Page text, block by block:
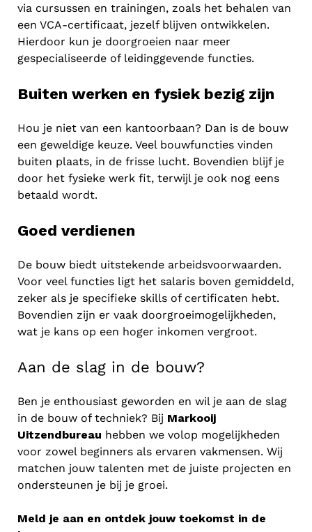
via cursussen en trainingen, zoals het behalen van
een VCA-certificaat, jezelf blijven ontwikkelen.
Hierdoor kun je doorgroeien naar meer
gespecialiseerde of leidinggevende functies.
Buiten werken en fysiek bezig zijn
Hou je niet van een kantoorbaan? Dan is de bouw
een geweldige keuze. Veel bouwfuncties vinden
buiten plaats, in de frisse lucht. Bovendien blijf je
door het fysieke werk fit, terwijl je ook nog eens
betaald wordt.
Goed verdienen
De bouw biedt uitstekende arbeidsvoorwaarden.
Voor veel functies ligt het salaris boven gemiddeld,
zeker als je specifieke skills of certificaten hebt.
Bovendien zijn er vaak doorgroeimogelijkheden,
wat je kans op een hoger inkomen vergroot.
Aan de slag in de bouw?
Ben je enthousiast geworden en wil je aan de slag
in de bouw of techniek? Bij Markooij
Uitzendbureau hebben we volop mogelijkheden
voor zowel beginners als ervaren vakmensen. Wij
matchen jouw talenten met de juiste projecten en
ondersteunen je bij je groei.
Meld je aan en ontdek jouw toekomst in de